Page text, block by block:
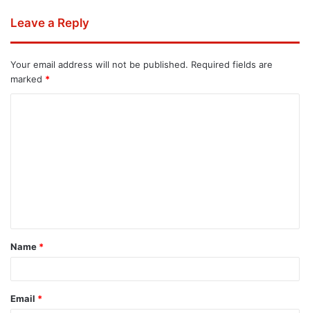
Leave a Reply
Your email address will not be published. Required fields are
marked *
Name *
Email *